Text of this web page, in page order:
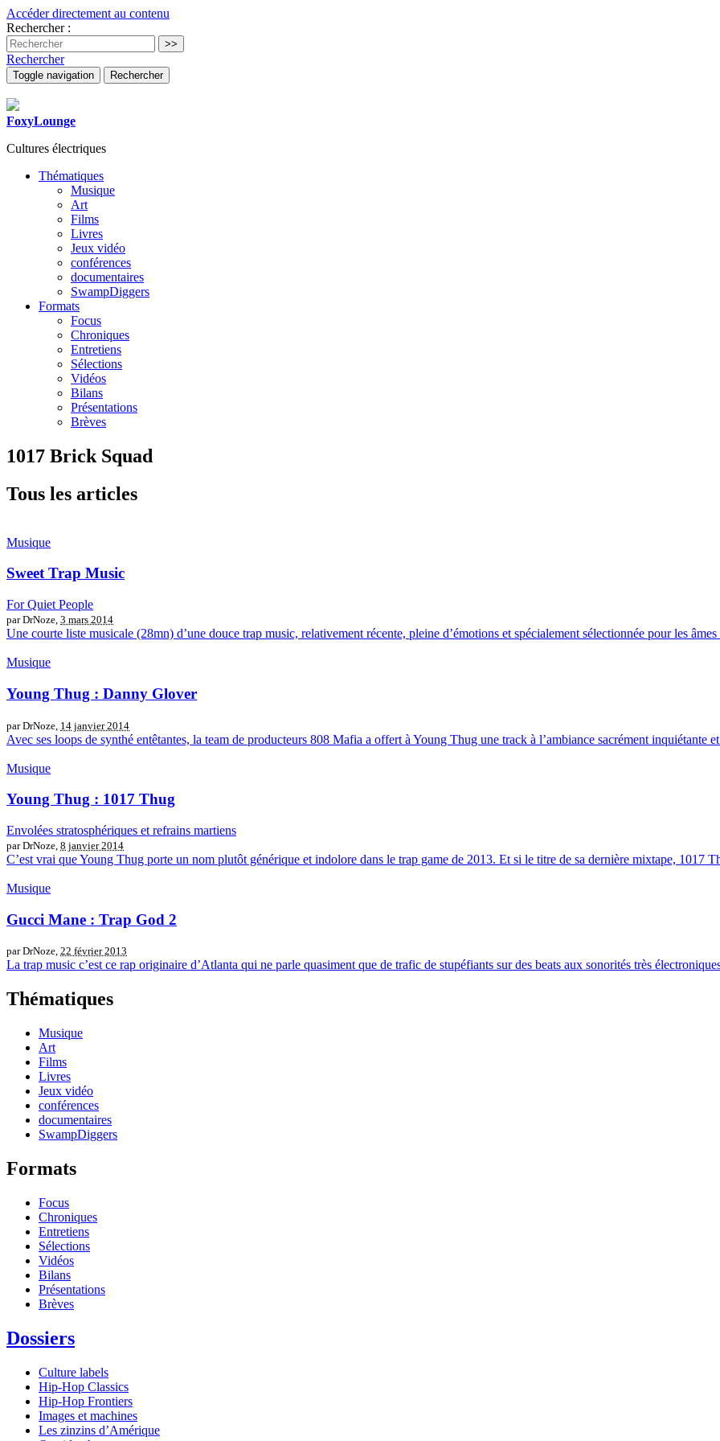
Accéder directement au contenu
Rechercher :
Rechercher
Toggle navigation Rechercher
FoxyLounge
Cultures électriques
Thématiques
Musique
Art
Films
Livres
Jeux vidéo
conférences
documentaires
SwampDiggers
Formats
Focus
Chroniques
Entretiens
Sélections
Vidéos
Bilans
Présentations
Brèves
1017 Brick Squad
Tous les articles
Musique
Sweet Trap Music
For Quiet People
par DrNoze, 3 mars 2014
Une courte liste musicale (28mn) d’une douce trap music, relativement récente, pleine d’émotions et spécialement sélectionnée pour les âmes
Musique
Young Thug : Danny Glover
par DrNoze, 14 janvier 2014
Avec ses loops de synthé entêtantes, la team de producteurs 808 Mafia a offert à Young Thug une track à l’ambiance sacrément inquiétante
Musique
Young Thug : 1017 Thug
Envolées stratosphériques et refrains martiens
par DrNoze, 8 janvier 2014
C’est vrai que Young Thug porte un nom plutôt générique et indolore dans le trap game de 2013. Et si le titre de sa dernière mixtape, 1017
Musique
Gucci Mane : Trap God 2
par DrNoze, 22 février 2013
La trap music c’est ce rap originaire d’Atlanta qui ne parle quasiment que de trafic de stupéfiants sur des beats aux sonorités très
Thématiques
Musique
Art
Films
Livres
Jeux vidéo
conférences
documentaires
SwampDiggers
Formats
Focus
Chroniques
Entretiens
Sélections
Vidéos
Bilans
Présentations
Brèves
Dossiers
Culture labels
Hip-Hop Classics
Hip-Hop Frontiers
Images et machines
Les zinzins d’Amérique